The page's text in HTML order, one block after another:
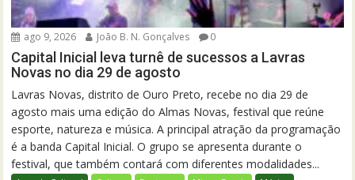
ago 9, 2026 João B. N. Gonçalves 0
Capital Inicial leva turnê de sucessos a Lavras
Novas no dia 29 de agosto
Lavras Novas, distrito de Ouro Preto, recebe no dia 29 de
agosto mais uma edição do Almas Novas, festival que reúne
esporte, natureza e música. A principal atração da programação
é a banda Capital Inicial. O grupo se apresenta durante o
festival, que também contará com diferentes modalidades...